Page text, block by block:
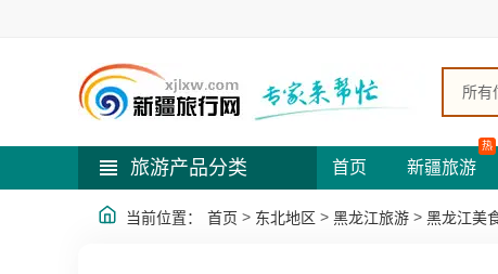
所有
旅游产品分类 首页 新疆旅游
热
当前位置： 首页 > 东北地区 > 黑龙江旅游 > 黑龙江美